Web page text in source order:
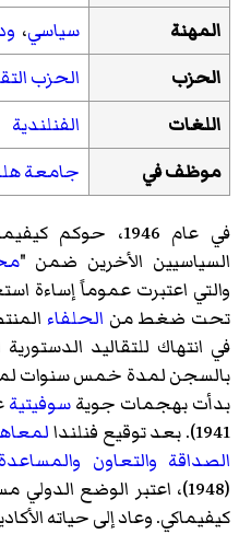
المهنة
سياسي،
الحزب
الحزب
اللغات
الفنلندية
موظف في
جامعة
في عام 1946،
السياسيين الأخرين ضمن "
والتي اعتبرت عموماً إساءة
تحت ضغط من الحلفاء
في انتهاك للتقاليد
بالسجن لمدة خمس سنوات
بدأت بهجمات جويةسوفيتية
1941). بعد توقيع فنلندا
الصداقة والتعاون
(1948)، اعتبر الوضع
كيفيماكي. وعاد إلى حياته